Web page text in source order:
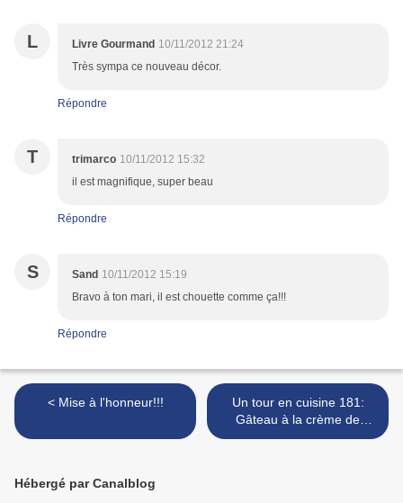
L Livre Gourmand 10/11/2012 21:24
Très sympa ce nouveau décor.
Répondre
T trimarco 10/11/2012 15:32
il est magnifique, super beau
Répondre
S Sand 10/11/2012 15:19
Bravo à ton mari, il est chouette comme ça!!!
Répondre
< Mise à l'honneur!!!
Un tour en cuisine 181:
Gâteau à la crème de
marrons >
Hébergé par Canalblog